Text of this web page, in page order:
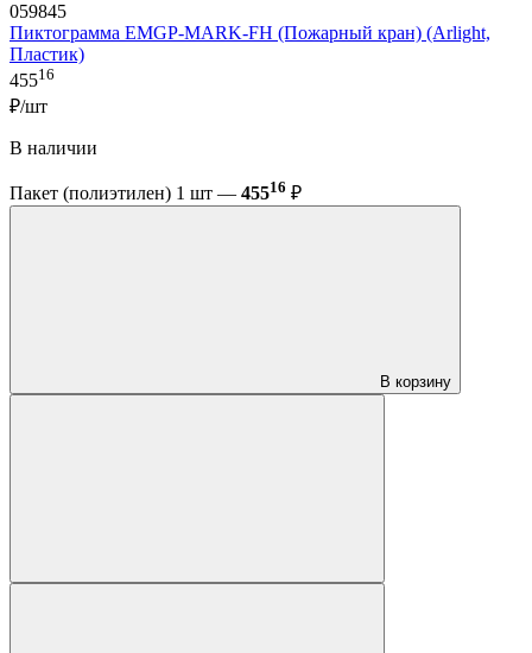
059845
Пиктограмма EMGP-MARK-FH (Пожарный кран) (Arlight,
Пластик)
45516
₽/шт
В наличии
Пакет (полиэтилен) 1 шт — 45516 ₽
В корзину